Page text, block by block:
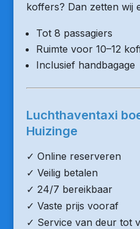
koffers? Dan zetten wij
Tot 8 passagiers
Ruimte voor 10–12
Inclusief handbagage
Luchthaventaxi
Huizinge
✓ Online reserveren
✓ Veilig betalen
✓ 24/7 bereikbaar
✓ Vaste prijs vooraf
✓ Service van deur tot